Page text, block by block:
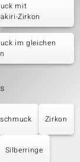
mit
Zirkon
im gleichen
Zirkon
Silberringe